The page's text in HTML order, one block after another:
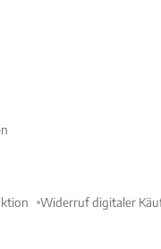
Widerruf digitaler